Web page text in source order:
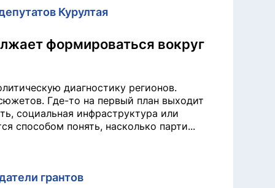
Курултая
формироваться вокруг
диагностику регионов.
Где-то на первый план выходит
социальная инфраструктура или
способом понять, насколько парти...
грантов